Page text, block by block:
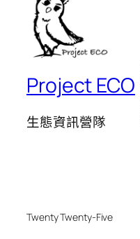
Project ECO
生態資訊營隊
Twenty Twenty-Five